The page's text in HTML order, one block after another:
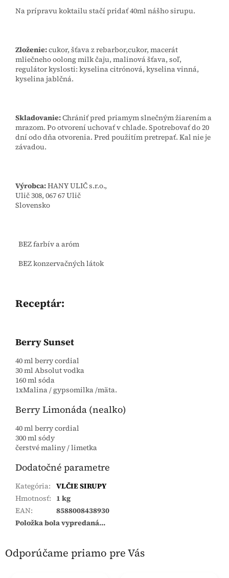
Na prípravu koktailu stačí pridať 40ml nášho sirupu.
Zloženie:cukor, šťava z rebarbor,cukor, macerát
mliečneho oolong milk čaju, malinová šťava, soľ,
regulátor kyslosti: kyselina citrónová, kyselina vinná,
kyselina jablčná.
Skladovanie:Chrániť pred priamym slnečným žiarením a
mrazom. Po otvorení uchovať v chlade. Spotrebovať do 20
dní odo dňa otvorenia. Pred použitím pretrepať. Kal nie je
závadou.
Výrobca:HANY ULIČ s.r.o.,
Ulič 308, 067 67 Ulič
Slovensko
BEZ farbív a aróm
BEZ konzervačných látok
Receptár:
Berry Sunset
40 ml berry cordial
30 ml Absolut vodka
160 ml sóda
1xMalina / gypsomilka /mäta.
Berry Limonáda (nealko)
40 ml berry cordial
300 ml sódy
čerstvé maliny / limetka
Dodatočné parametre
Kategória: VLČIE SIRUPY
Hmotnosť: 1 kg
EAN:
8588008438930
Položka bola vypredaná…
Odporúčame priamo pre Vás